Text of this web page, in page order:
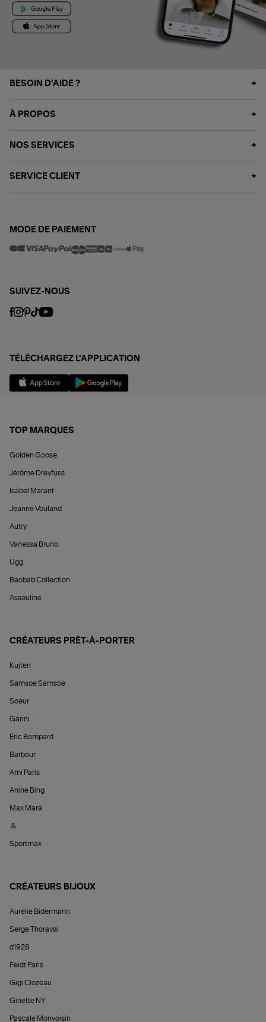
BESOIN D'AIDE ?
À PROPOS
NOS SERVICES
SERVICE CLIENT
MODE DE PAIEMENT
SUIVEZ-NOUS
TÉLÉCHARGEZ L'APPLICATION
TOP MARQUES
Golden Goose
Jérôme Dreyfuss
Isabel Marant
Jeanne Vouland
Autry
Vanessa Bruno
Ugg
Baobab Collection
Assouline
CRÉATEURS PRÊT-À-PORTER
Kujten
Samsoe Samsoe
Soeur
Ganni
Éric Bompard
Barbour
Ami Paris
Anine Bing
Max Mara
&
Sportmax
CRÉATEURS BIJOUX
Aurélie Bidermann
Serge Thoraval
d1928
Feidt Paris
Gigi Clozeau
Ginette NY
Pascale Monvoisin